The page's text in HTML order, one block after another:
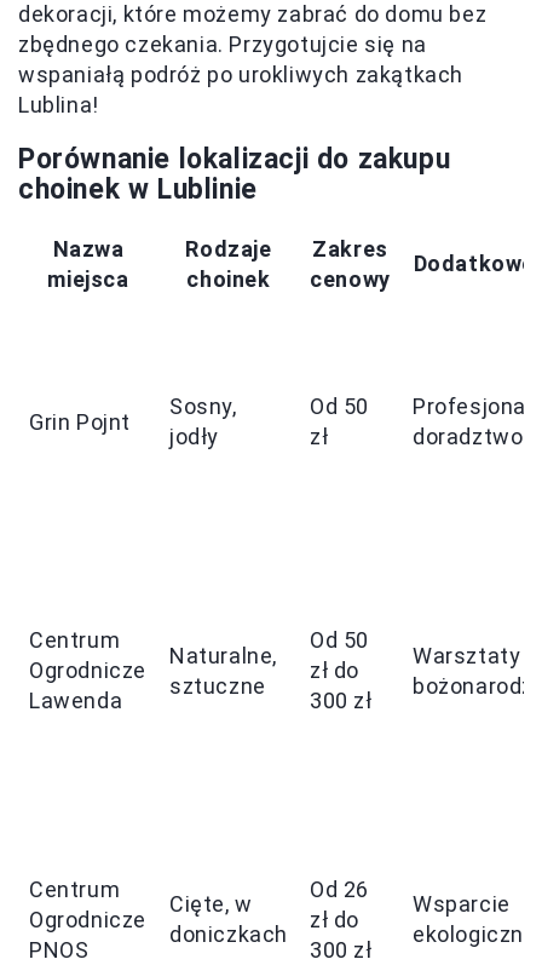
dekoracji, które możemy zabrać do domu bez
zbędnego czekania. Przygotujcie się na
wspaniałą podróż po urokliwych zakątkach
Lublina!
Porównanie lokalizacji do zakupu
choinek w Lublinie
Nazwa
miejsca
Rodzaje
choinek
Zakres
cenowy
Dodatkowe
Grin Pojnt
Sosny,
jodły
Od 50
zł
doradztwo
Centrum
Ogrodnicze
Lawenda
Naturalne,
sztuczne
Od 50
zł do
300 zł
Warsztaty
Centrum
Ogrodnicze
PNOS
Cięte, w
doniczkach
Od 26
zł do
300 zł
Wsparcie
ekologiczne